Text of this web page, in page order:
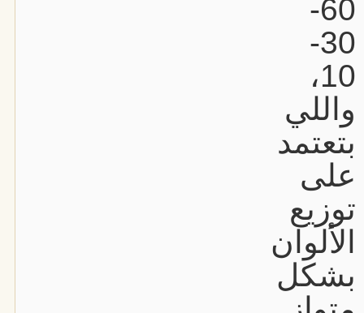
60-
30-
10،
واللي
بتعتمد
على
توزيع
الألوان
بشكل